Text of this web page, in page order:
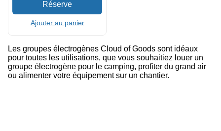
Ajouter au panier
Les groupes électrogènes Cloud of Goods sont idéaux
pour toutes les utilisations, que vous souhaitiez louer un
groupe électrogène pour le camping, profiter du grand air
ou alimenter votre équipement sur un chantier.